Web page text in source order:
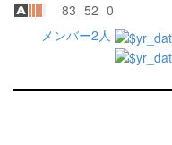
83 52 0
メンバー2人